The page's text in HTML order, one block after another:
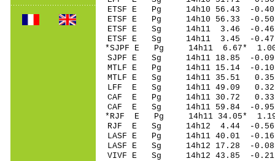
ETSF E Pg 14h10
ETSF E Pg 14h10
ETSF E Sg 14h11
ETSF E Sg 14h11 3.45 -
*SJPF E Pg 14h11
SJPF E Sg 14h11 18.85
MTLF E Pg 14h11
MTLF E Sg 14h11 35.51
LFF E Sg 14h11 49.09
CAF E Pg 14h11
CAF E Sg 14h11 59.84
*RJF E Pg 14h11
RJF E Sg 14h12 4.44 -
LASF E Pg 14h11
LASF E Sg 14h12 17.28
VIVF E Sg 14h12 43.85